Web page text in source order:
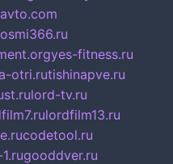
smi366.ru
yes-fitness.ru
otri.rutishinapve.ru
lord-tv.ru
lordfilm13.ru
codetool.ru
gooddver.ru